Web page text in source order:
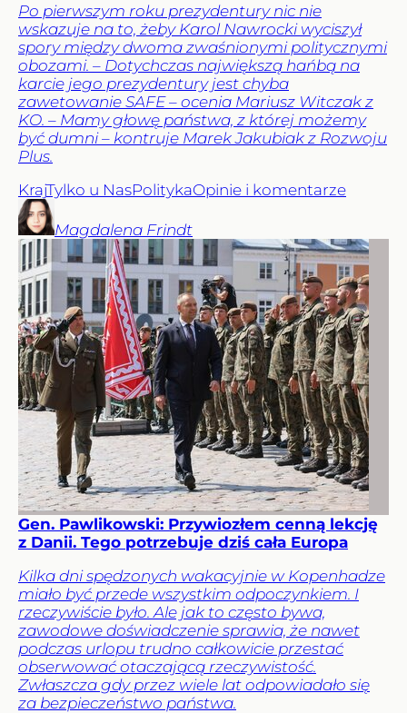
Po pierwszym roku prezydentury nic nie
wskazuje na to, żeby Karol Nawrocki wyciszył
spory między dwoma zwaśnionymi politycznymi
obozami. – Dotychczas największą hańbą na
karcie jego prezydentury jest chyba
zawetowanie SAFE – ocenia Mariusz Witczak z
KO. – Mamy głowę państwa, z której możemy
być dumni – kontruje Marek Jakubiak z Rozwoju
Plus.
KrajTylko u NasPolitykaOpinie i komentarze
Magdalena Frindt
Gen. Pawlikowski: Przywiozłem cenną lekcję
z Danii. Tego potrzebuje dziś cała Europa
Kilka dni spędzonych wakacyjnie w Kopenhadze
miało być przede wszystkim odpoczynkiem. I
rzeczywiście było. Ale jak to często bywa,
zawodowe doświadczenie sprawia, że nawet
podczas urlopu trudno całkowicie przestać
obserwować otaczającą rzeczywistość.
Zwłaszcza gdy przez wiele lat odpowiadało się
za bezpieczeństwo państwa.